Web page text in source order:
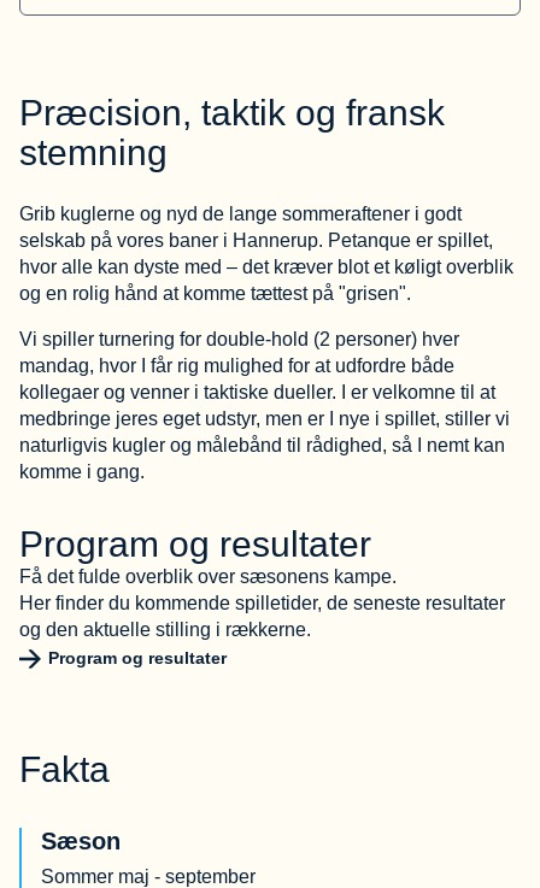
Præcision, taktik og fransk
stemning
Grib kuglerne og nyd de lange sommeraftener i godt
selskab på vores baner i Hannerup. Petanque er spillet,
hvor alle kan dyste med – det kræver blot et køligt overblik
og en rolig hånd at komme tættest på "grisen".
Vi spiller turnering for double-hold (2 personer) hver
mandag, hvor I får rig mulighed for at udfordre både
kollegaer og venner i taktiske dueller. I er velkomne til at
medbringe jeres eget udstyr, men er I nye i spillet, stiller vi
naturligvis kugler og målebånd til rådighed, så I nemt kan
komme i gang.
Program og resultater
Få det fulde overblik over sæsonens kampe.
Her finder du kommende spilletider, de seneste resultater
og den aktuelle stilling i rækkerne.
Program og resultater
Fakta
Sæson
Sommer maj - september